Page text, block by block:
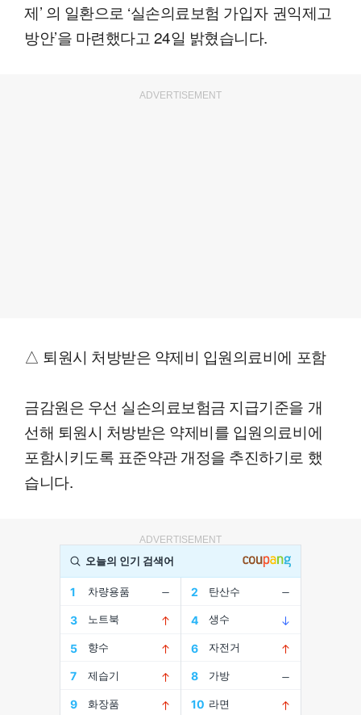
제’ 의 일환으로 ‘실손의료보험 가입자 권익제고
방안’을 마련했다고 24일 밝혔습니다.
ADVERTISEMENT
△ 퇴원시 처방받은 약제비 입원의료비에 포함
금감원은 우선 실손의료보험금 지급기준을 개
선해 퇴원시 처방받은 약제비를 입원의료비에
포함시키도록 표준약관 개정을 추진하기로 했
습니다.
ADVERTISEMENT